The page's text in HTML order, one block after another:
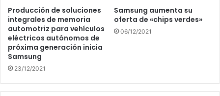
Producción de soluciones
integrales de memoria
automotriz para vehículos
eléctricos autónomos de
próxima generación inicia
Samsung
23/12/2021
Samsung aumenta su
oferta de «chips verdes»
06/12/2021